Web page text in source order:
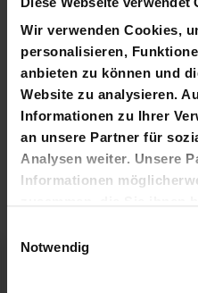
Wir verwenden Cookies,
personalisieren,
anbieten zu können und
Website zu analysieren.
Informationen zu Ihrer
an unsere Partner für
Analysen weiter. Unsere
Informationen
gesammelt haben.
Notwendig
Kostenlose
VERWANDTE